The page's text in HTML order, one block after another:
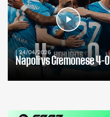
| 24/04/2026
Napoli vs Cremonese 4-0